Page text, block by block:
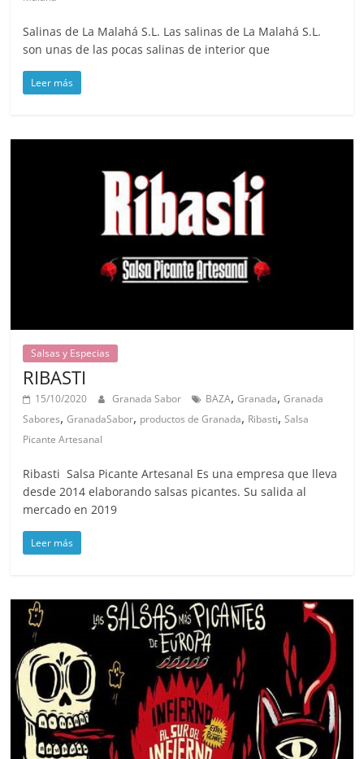
Salinas de La Malahá S.L. Las salinas de La Malahá S.L.
son unas de las pocas salinas de interior que
Leer más
Salsas y Especias
RIBASTI
15/10/2020 Granada Sabor BAZA,Granada,Granada
Sabores,GranadaSabor, productos de Granada, Ribasti,Salsa
Picante Artesanal
Ribasti Salsa Picante Artesanal Es una empresa que lleva
desde 2014 elaborando salsas picantes. Su salida al
mercado en 2019
Leer más